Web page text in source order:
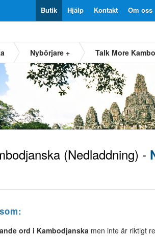
Om oss
Kontakt
Hjälp
Butik
Nybörjare + Talk More
(Nedladdning) -
ord i Kambodjanska men inte är riktigt